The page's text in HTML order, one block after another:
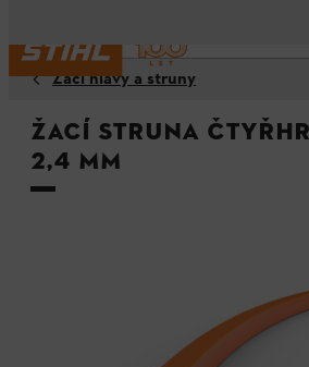
Žací hlavy a struny
Žací struna
2,4 mm